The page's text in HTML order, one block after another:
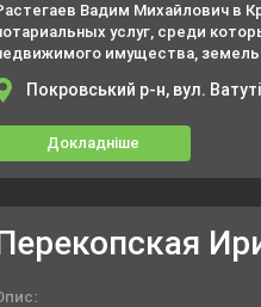
Вадим Михайлович в
услуг, среди
имущества,
Рога, удостоверение
Покровський р-н, вул.
Докладніше